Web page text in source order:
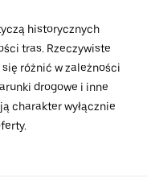
historycznych
tras. Rzeczywiste
różnić w zależności
drogowe i inne
charakter wyłącznie